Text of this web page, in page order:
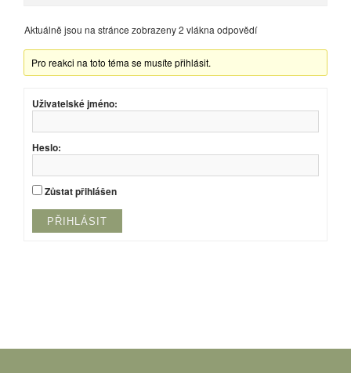
Aktuálně jsou na stránce zobrazeny 2 vlákna odpovědí
Pro reakci na toto téma se musíte přihlásit.
Uživatelské jméno:
Heslo:
Zůstat přihlášen
PŘIHLÁSIT